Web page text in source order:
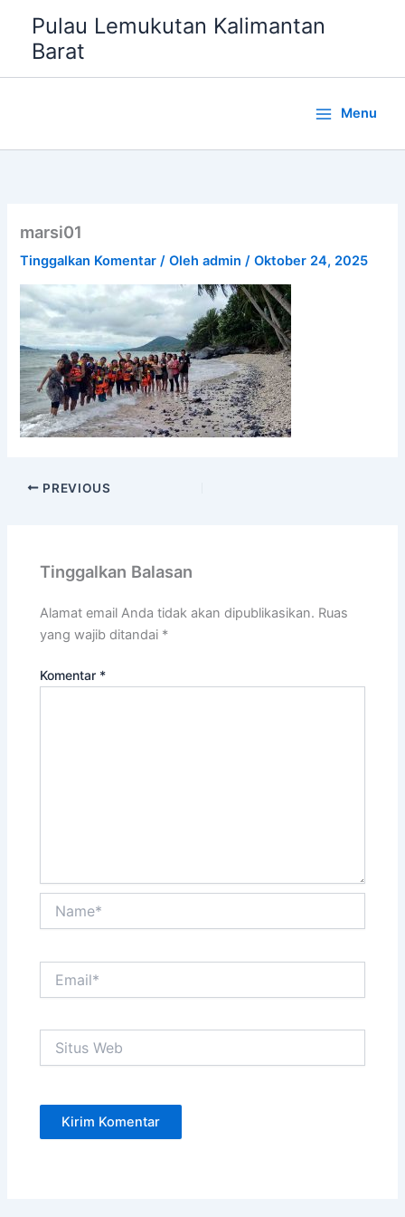
konten
Pulau Lemukutan Kalimantan
Barat
Menu
marsi01
Tinggalkan Komentar / Olehadmin/Oktober 24, 2025
PREVIOUS
Tinggalkan Balasan
Alamat email Anda tidak akan dipublikasikan. Ruas
yang wajib ditandai *
Komentar *
Web